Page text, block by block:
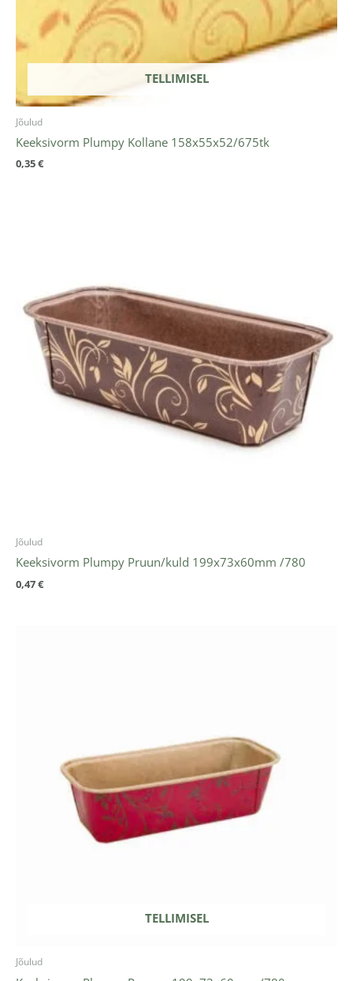
TELLIMISEL
Jõulud
Keeksivorm Plumpy Kollane 158x55x52/675tk
0,35€
Jõulud
Keeksivorm Plumpy Pruun/kuld 199x73x60mm /780
0,47€
TELLIMISEL
Jõulud